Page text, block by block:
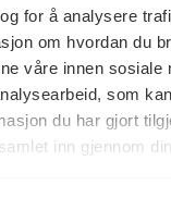
for å analysere
om hvordan du
våre innen sosiale
som
du har gjort
inn gjennom